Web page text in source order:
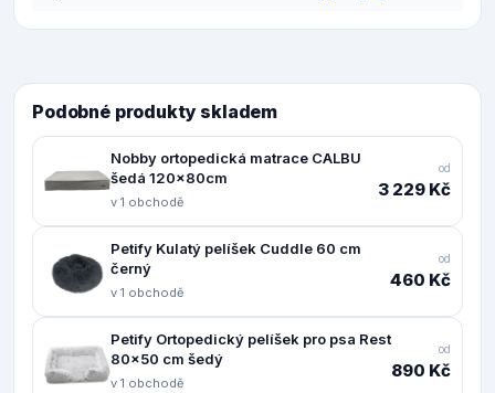
Podobné produkty skladem
Nobby ortopedická matrace CALBU
šedá 120x80cm
v 1 obchodě
od
3 229 Kč
Petify Kulatý pelíšek Cuddle 60 cm
černý
v 1 obchodě
od
460 Kč
Petify Ortopedický pelíšek pro psa Rest
80x50 cm šedý
v 1 obchodě
od
890 Kč